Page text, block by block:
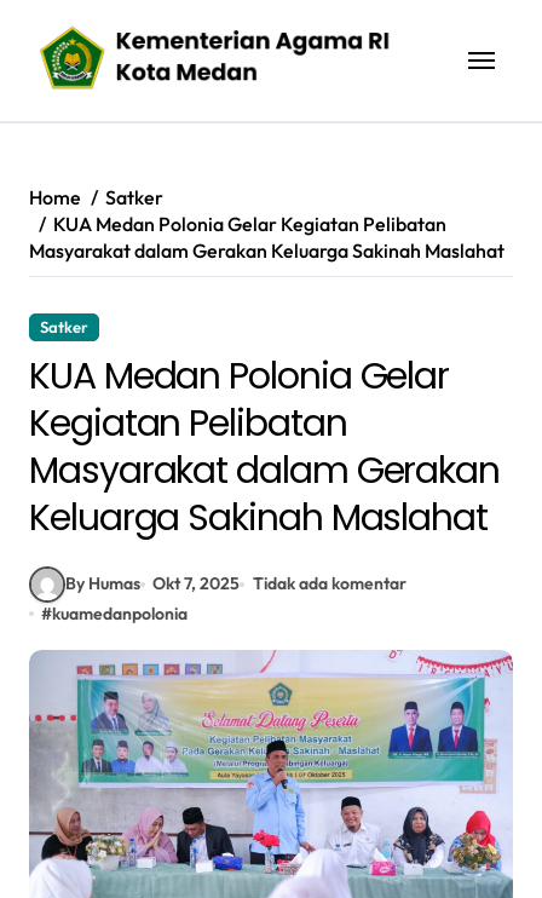
content
Home
Satker
KUA Medan Polonia Gelar Kegiatan Pelibatan
Masyarakat dalam Gerakan Keluarga Sakinah Maslahat
Satker
KUA Medan Polonia Gelar
Kegiatan Pelibatan
Masyarakat dalam Gerakan
Keluarga Sakinah Maslahat
By Humas Okt 7, 2025 Tidak ada komentar
#kuamedanpolonia